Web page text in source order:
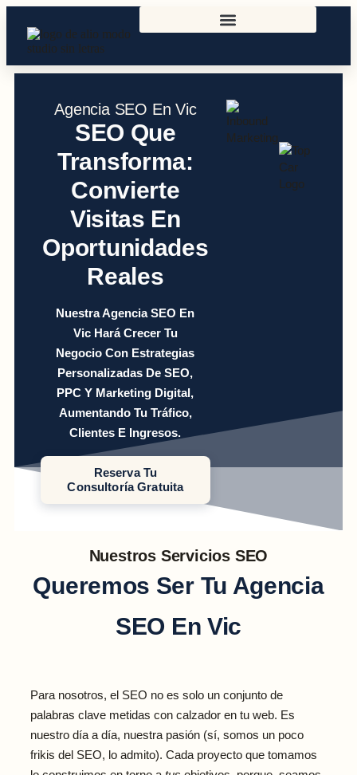
Agencia SEO En Vic
SEO Que
Transforma:
Convierte
Visitas En
Oportunidades
Reales
Nuestra Agencia SEO En
Vic Hará Crecer Tu
Negocio Con Estrategias
Personalizadas De SEO,
PPC Y Marketing Digital,
Aumentando Tu Tráfico,
Clientes E Ingresos.
Reserva Tu
Consultoría Gratuita
Nuestros Servicios SEO
Queremos Ser Tu Agencia
SEO En Vic
Para nosotros, el SEO no es solo un conjunto de
palabras clave metidas con calzador en tu web. Es
nuestro día a día, nuestra pasión (sí, somos un poco
frikis del SEO, lo admito). Cada proyecto que tomamos